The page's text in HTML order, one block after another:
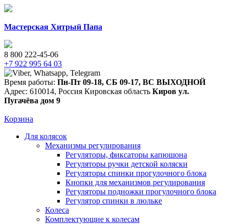
Мастерская Хитрый Папа
8 800 222-45-06
+7 922 995 64 03
Время работы: Пн-Пт 09-18, СБ 09-17, ВС ВЫХОДНОЙ
Адрес: 610014, Россия Кировская область Киров ул.
Пугачёва дом 9
Корзина
Для колясок
Механизмы регулирования
Регуляторы, фиксаторы капюшона
Регуляторы ручки детской коляски
Регуляторы спинки прогулочного блока
Кнопки для механизмов регулирования
Регуляторы подножки прогулочного блока
Регулятор спинки в люльке
Колеса
Комплектующие к колесам